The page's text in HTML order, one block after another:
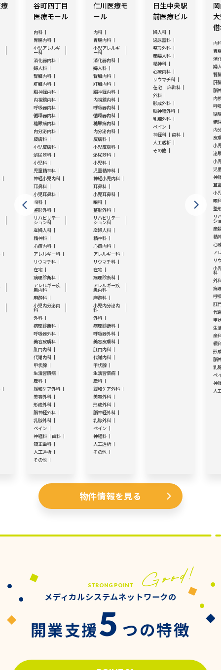
谷町四丁目
医療モール
内科
胃腸内科
小児アレルギ
ー科
消化器内科
婦人科
腎臓内科
肝臓内科
脳神経内科
内視鏡内科
呼吸器内科
循環器内科
糖尿病内科
内分泌内科
皮膚科
小児皮膚科
泌尿器科
小児科
児童精神科
神経小児内科
耳鼻科
小児耳鼻科
眼科
整形外科
リハビリテー
ション科
産婦人科
精神科
心療内科
アレルギー科
リウマチ科
在宅
病理診断科
アレルギー疾
患内科
麻酔科
小児内分泌内
科
外科
病理診断科
呼吸器外科
美容皮膚科
肛門内科
代謝内科
甲状腺
生活習慣病
産科
緩和ケア外科
美容外科
形成外科
脳神経外科
乳腺外科
ペイン
神経科
歯科
矯正歯科
人工透析
その他
仁川医療モ
ール
内科
胃腸内科
小児アレルギ
ー科
消化器内科
婦人科
腎臓内科
肝臓内科
脳神経内科
内視鏡内科
呼吸器内科
循環器内科
糖尿病内科
内分泌内科
皮膚科
小児皮膚科
泌尿器科
小児科
児童精神科
神経小児内科
耳鼻科
小児耳鼻科
眼科
整形外科
リハビリテー
ション科
産婦人科
精神科
心療内科
アレルギー科
リウマチ科
在宅
病理診断科
アレルギー疾
患内科
麻酔科
小児内分泌内
科
外科
病理診断科
呼吸器外科
美容皮膚科
肛門内科
代謝内科
甲状腺
生活習慣病
産科
緩和ケア外科
美容外科
形成外科
脳神経外科
乳腺外科
ペイン
神経科
人工透析
その他
日生中央駅
前医療ビル
婦人科
泌尿器科
整形外科
産婦人科
精神科
心療内科
リウマチ科
在宅
麻酔科
外科
形成外科
脳神経外科
乳腺外科
ペイン
神経科
歯科
人工透析
その他
内
胃
消
婦
腎
肝
脳
内
呼
循
糖
内
皮
小
泌
小
児
神
耳
小
眼
整
リ
シ
産
精
心
ア
リ
小
科
外
病
呼
肛
代
甲
生
産
緩
形
脳
乳
ペ
神
人
物件情報を見る
STRONG POINT
メディカルシステムネットワークの
開業支援5 つの特徴